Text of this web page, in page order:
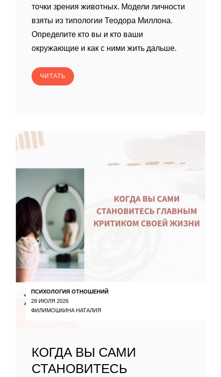
точки зрения животных. Модели личности
взяты из типологии Теодора Миллона.
Определите кто вы и кто ваши
окружающие и как с ними жить дальше.
ЧИТАТЬ
ПСИХОЛОГИЯ ОТНОШЕНИЙ
28 ИЮЛЯ 2026
ФИЛИМОШКИНА НАТАЛИЯ
КОГДА ВЫ САМИ
СТАНОВИТЕСЬ